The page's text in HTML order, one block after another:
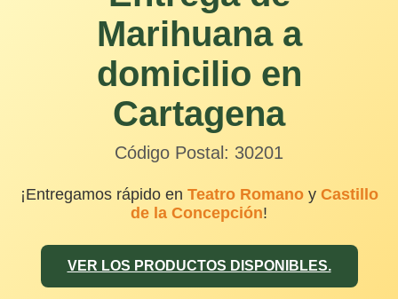
Marihuana a
domicilio en
Cartagena
Código Postal: 30201
¡Entregamos rápido en Teatro Romanoy Castillo
de la Concepción!
VER LOS PRODUCTOS DISPONIBLES.